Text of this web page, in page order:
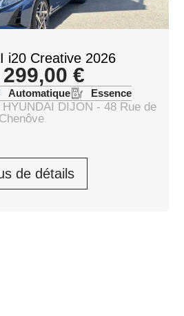
i20 Creative 2026
€
Automatique Essence
DIJON - 48 Rue de
de détails